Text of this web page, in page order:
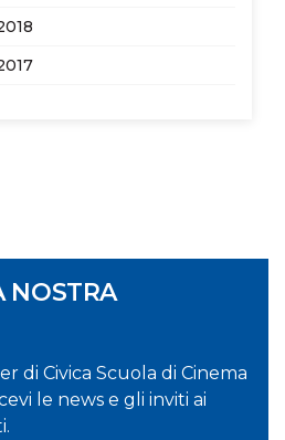
NOSTRA
di Civica Scuola di Cinema
le news e gli inviti ai